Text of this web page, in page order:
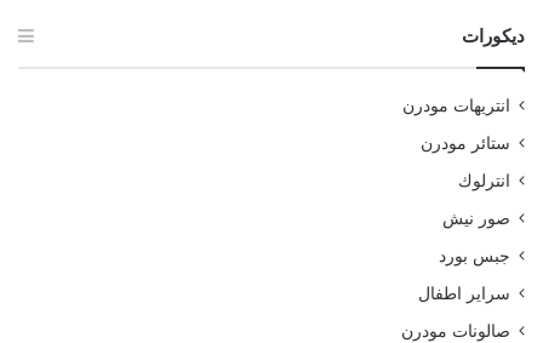
ديكورات
انتريهات مودرن
ستائر مودرن
انترلوك
صور نيش
جبس بورد
سراير اطفال
صالونات مودرن